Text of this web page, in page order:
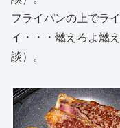
フライパンの上でラ
イ・・・燃えろよ燃
談）。